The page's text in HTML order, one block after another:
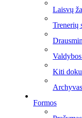
Laisvų
Trenerių
Kiti
Archyvas
Formos